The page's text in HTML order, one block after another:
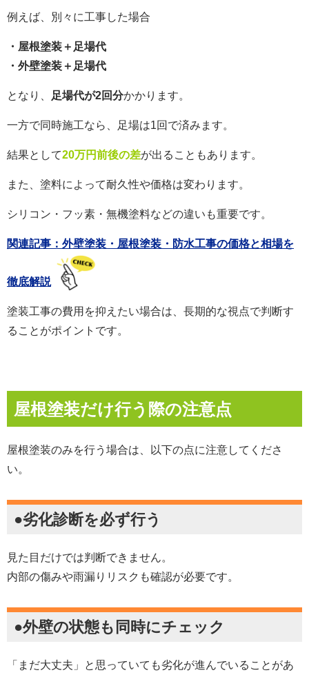
例えば、別々に工事した場合
・屋根塗装＋足場代
・外壁塗装＋足場代
となり、 足場代が2回分かかります。
一方で同時施工なら、足場は1回で済みます。
結果として20万円前後の差が出ることもあります。
また、塗料によって耐久性や価格は変わります。
シリコン・フッ素・無機塗料などの違いも重要です。
関連記事：外壁塗装・屋根塗装・防水工事の価格と相場を
徹底解説
塗装工事の費用を抑えたい場合は、長期的な視点で判断す
ることがポイントです。
屋根塗装だけ行う際の注意点
屋根塗装のみを行う場合は、以下の点に注意してくださ
い。
●劣化診断を必ず行う
見た目だけでは判断できません。
内部の傷みや雨漏りリスクも確認が必要です。
●外壁の状態も同時にチェック
「まだ大丈夫」と思っていても劣化が進んでいることがあ